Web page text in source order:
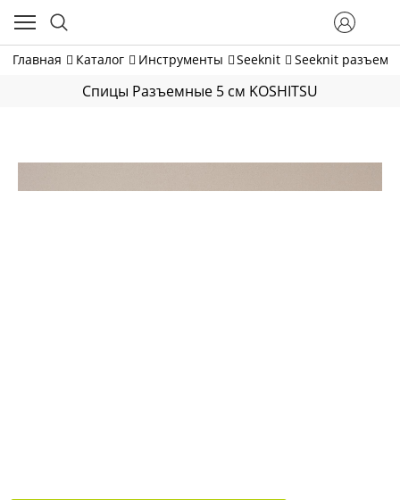
Главная Каталог Инструменты Seeknit Seeknit
Спицы Разъемные 5 см KOSHITSU